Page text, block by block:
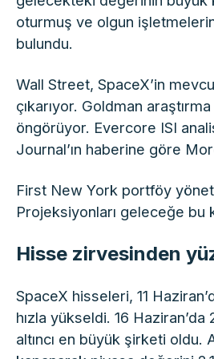
oturmuş ve olgun
bulundu.
Wall Street, SpaceX’in
çıkarıyor. Goldman
öngörüyor. Evercore ISI
Journal’ın haberine göre
First New York portföy
Projeksiyonları geleceğe bu
Hisse zirvesinden
SpaceX hisseleri, 11
hızla yükseldi. 16
altıncı en büyük şirketi